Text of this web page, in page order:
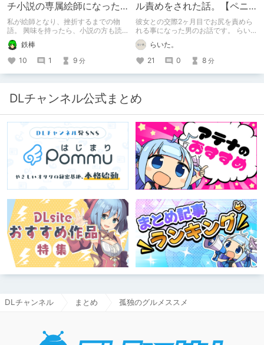
チ小説の専属絵師になった
お話
私が絵師となり、挫折するまでの物
語。 興味を持ったら、小説の方も読
んで欲しいなって感じ 私の絵を使っ
てくれてる小説書きさんのページＵＲ
Ｌ
https://www.pixiv.net/users/341489
73/novels?p=1
鉄棒
10
1 9 分
ル責めをされた話。【ペニ
バン】
彼女との交際2ヶ月目でお尻を責めら
れる事になった男のお話です。 らい
た。のエチエチ体験談#2【逆アナ
ル】 らいた。
21
0 8 分
DLチャンネル公式まとめ
DLチャンネル まとめ 孤独のグルメススメ